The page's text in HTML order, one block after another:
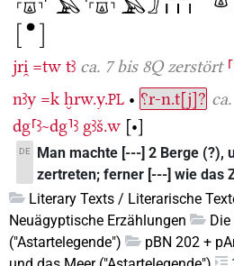
jri̯ =tw tꜣ ca. 7 bis 8Q zerstört
nꜣy =k ḫrw.y.PL • ⸮r-n.t[j]?
dg⸢ꜣ~dg⸣ꜣ gꜣš.w [•]
DE
Man machte [---] 2 Berge (?),
zertreten; ferner [---] wie das
Literary Texts / Literarische
Neuägyptische Erzählungen
("Astartelegende")
pBN 202 +